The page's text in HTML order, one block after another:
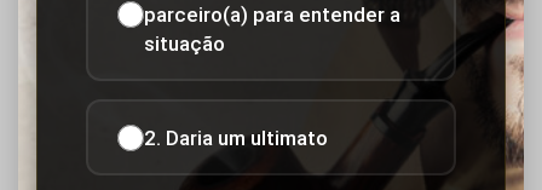
parceiro(a) para entender a
situação
2. Daria um ultimato